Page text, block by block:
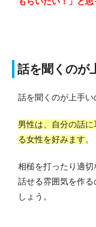
話を聞くのが
話を聞くのが上手い
男性は、自分の話
る女性を好みます。
相槌を打ったり適切
話せる雰囲気を作
しょう。